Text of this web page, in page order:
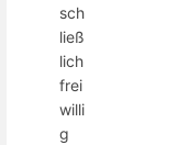
sch
ließ
lich
frei
willi
g